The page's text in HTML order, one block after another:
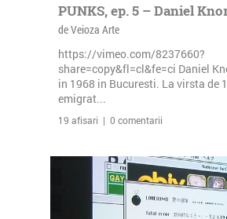
PUNKS, ep. 5 – Daniel
de Veioza Arte
https://vimeo.com/8237660?
share=copy&fl=cl&fe=ci Daniel
in 1968 in Bucuresti. La virsta de
emigrat...
19 afisari | 0 comentarii